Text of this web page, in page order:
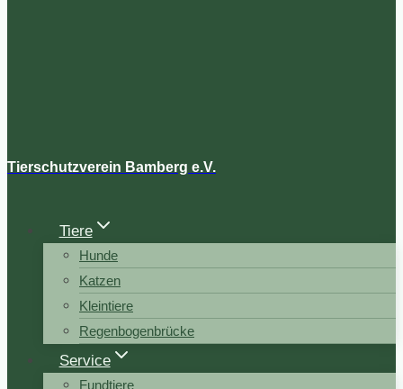
Tierschutzverein Bamberg e.V.
Tiere
Hunde
Katzen
Kleintiere
Regenbogenbrücke
Service
Fundtiere